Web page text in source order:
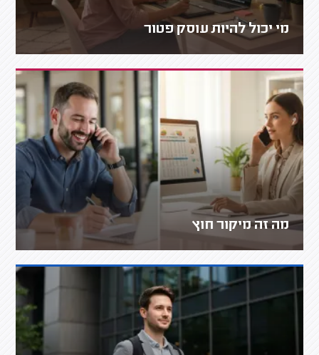
מי יכול להיות עוסק פטור
מה זה מיקור חוץ